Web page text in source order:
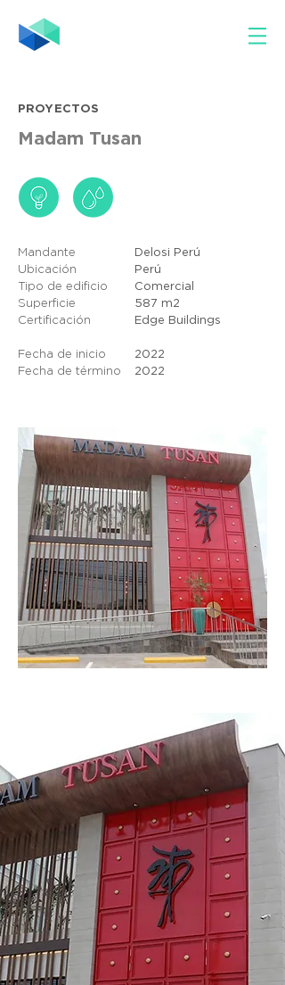
PROYECTOS
Madam Tusan
Mandante
Ubicación
Tipo de edificio
Superficie
Certificación
Fecha de inicio
Fecha de término
Delosi Perú
Perú
Comercial
587 m2
Edge Buildings
2022
2022